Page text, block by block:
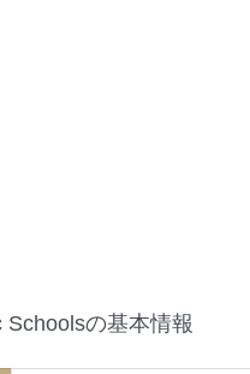
Schoolsの基本情報